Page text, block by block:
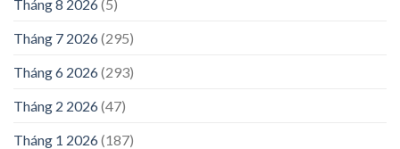
Tháng 8 2026(5)
Tháng 7 2026(295)
Tháng 6 2026(293)
Tháng 2 2026(47)
Tháng 1 2026(187)